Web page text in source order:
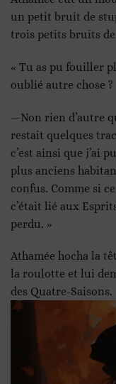
un petit bruit de
trois petits bruits
« Tu as pu fouiller
oublié autre chose ?
—Non rien d’autre
restait quelques
c’est ainsi que j’ai
plus anciens
confus. Comme si
c’était lié aux
perdu. »
Athamée hocha la
la roulotte et lui
des Quatre-Saisons.